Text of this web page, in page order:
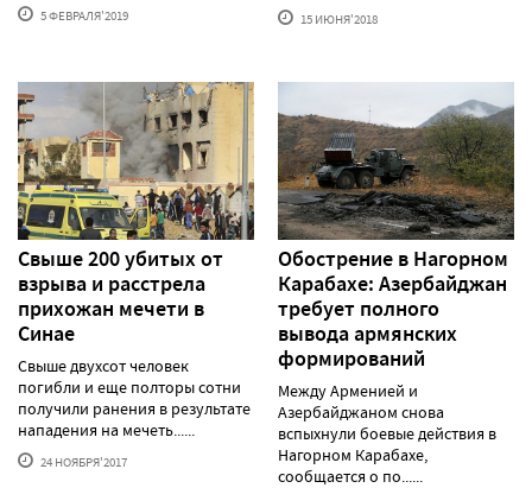
5 ФЕВРАЛЯ'2019 15 ИЮНЯ'2018
Свыше 200 убитых от
взрыва и расстрела
прихожан мечети в
Синае
Свыше двухсот человек
погибли и еще полторы сотни
получили ранения в результате
нападения на мечеть......
24 НОЯБРЯ'2017
Обострение в Нагорном
Карабахе: Азербайджан
требует полного
вывода армянских
формирований
Между Арменией и
Азербайджаном снова
вспыхнули боевые действия в
Нагорном Карабахе,
сообщается о по......